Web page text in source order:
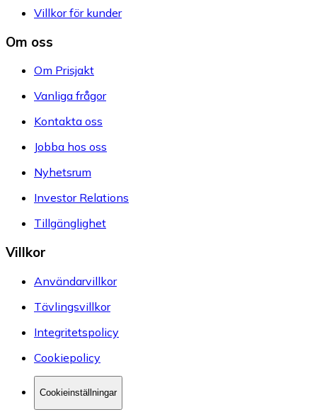
Villkor för kunder
Om oss
Om Prisjakt
Vanliga frågor
Kontakta oss
Jobba hos oss
Nyhetsrum
Investor Relations
Tillgänglighet
Villkor
Användarvillkor
Tävlingsvillkor
Integritetspolicy
Cookiepolicy
Cookieinställningar